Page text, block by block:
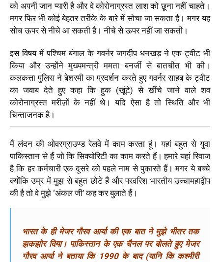
को अपनी जान प्यारी है और वे कोरोनाग्रस्त लाश को छूना नहीं चाहते।
मगर फिर भी कोई बेहतर तरीके के बारे में सोचा जा सकता है। मगर यह
सोच ऊपर से नीचे आ सकती है। नीचे से ऊपर नहीं जा सकती।
इस विषय में पश्चिम बंगाल के गवर्नर जगदीप धनखड़ ने एक ट्वीट भी
किया और उन्होंने मुख्यमन्त्री ममता बनर्जी से बातचीत भी की।
कलकत्ता पुलिस ने बेशरमी का प्रदर्शन करते हुए गवर्नर साहब के ट्वीट
का जवाब देते हुए कहा कि हुक (खूंटे) से खींचे जाने वाले शव
कोरोनाग्रस्त मरीज़ों के नहीं थे। यदि ऐसा है तो स्थिति और भी
चिन्ताजनक है।
मैं लंदन की ओवरग्राउण्ड रेलवे में काम करता हूं। यहां बहुत से युवा
पाकिस्तान से हैं जो कि सिक्योरिटी का काम करते हैं। हमारे यहां रिवाज
है कि हर कर्मचारी एक दूसरे को पहले नाम से पुकारते हैं। मगर ये बच्चे
क्योंकि उम्र में मुझ से बहुत छोटे हैं और परवरिश भारतीय उच्चामहाद्वीप
की है तो वे मुझे ‘अंकल जी’ कह कर बुलाते हैं।
भारत के ही मेजर गौरव आर्या की एक बात ने मुझे भीतर तक
झकझोर दिया। पाकिस्तान के एक चैनल पर बोलते हुए मेजर
गौरव आर्या ने बताया कि 1990 के बाद (यानि कि कश्मीरी